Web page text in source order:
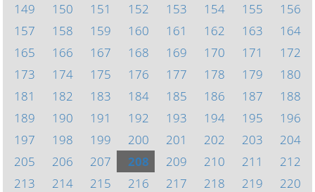
149
150 151 152 153 154 155
156
157
158 159 160 161 162 163
164
165
166 167 168 169 170 171
172
173
174 175 176 177 178 179
180
181
182 183 184 185 186 187
188
189
190 191 192 193 194 195
196
197
198 199 200 201 202 203
204
205
206 207 208 209 210 211
212
213
214 215 216 217 218 219
220